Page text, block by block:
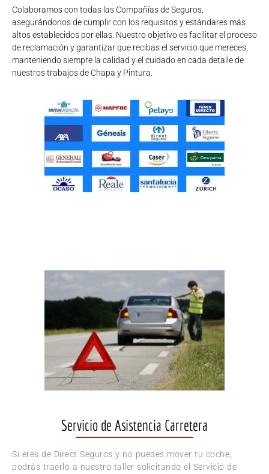
Colaboramos con todas las Compañías de Seguros,
asegurándonos de cumplir con los requisitos y estándares más
altos establecidos por ellas. Nuestro objetivo es facilitar el proceso
de reclamación y garantizar que recibas el servicio que mereces,
manteniendo siempre la calidad y el cuidado en cada detalle de
nuestros trabajos de Chapa y Pintura.
Servicio de Asistencia Carretera
Si eres de Direct Seguros y no puedes mover tu coche,
podrás traerlo a nuestro taller solicitando el Servicio de